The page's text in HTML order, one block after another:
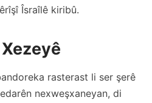
Îsraîlê kiribû.
rasterast li ser şerê
nexweşxaneyan, di